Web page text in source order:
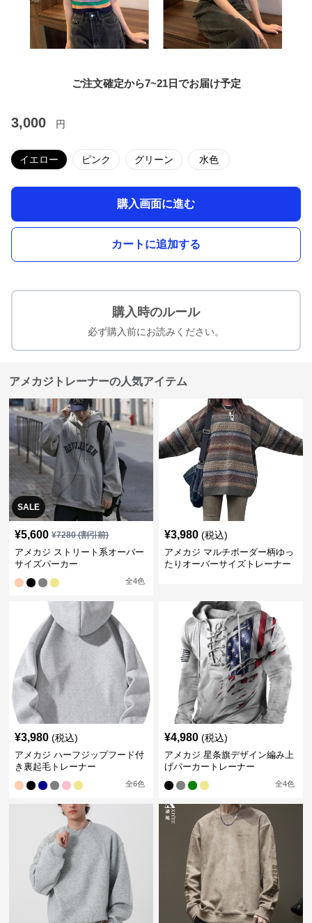
ご注文確定から7~21日でお届け予定
3,000 円
イエロー ピンク グリーン 水色
購入画面に進む
カートに追加する
購入時のルール
必ず購入前にお読みください。
アメカジトレーナーの人気アイテム
SALE
¥5,600 ¥7280(割引前)
アメカジ ストリート系オーバー
サイズパーカー
全4色
¥3,980 (税込)
アメカジ マルチボーダー柄ゆっ
たりオーバーサイズトレーナー
¥3,980 (税込)
アメカジ ハーフジップフード付
き裏起毛トレーナー
全6色
¥4,980 (税込)
アメカジ 星条旗デザイン編み上
げパーカートレーナー
全4色